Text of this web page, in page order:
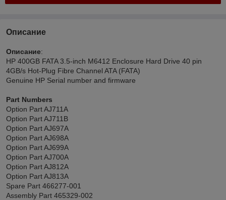
Описание
Описание:
HP 400GB FATA 3.5-inch M6412 Enclosure Hard Drive 40 pin
4GB/s Hot-Plug Fibre Channel ATA (FATA)
Genuine HP Serial number and firmware
Part Numbers
Option Part AJ711A
Option Part AJ711B
Option Part AJ697A
Option Part AJ698A
Option Part AJ699A
Option Part AJ700A
Option Part AJ812A
Option Part AJ813A
Spare Part 466277-001
Assembly Part 465329-002